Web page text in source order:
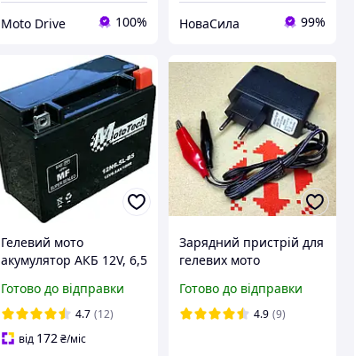
Moto Drive 100% НоваСила 99%
Гелевий мото
акумулятор АКБ 12V, 6,5
MotoTech 2025рік
Готово до відправки
4.7 (12)
від 172 ₴/міс
Зарядний пристрій для
гелевих мото
(12V 1A ) імпульсний
Готово до відправки
4.9 (9)